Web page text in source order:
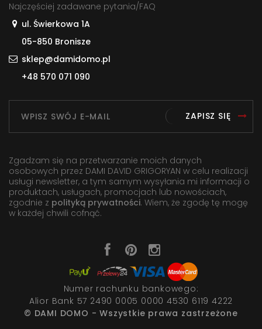
Najczęściej zadawane pytania/FAQ
ul. Świerkowa 1A
05-850 Bronisze
sklep@damidomo.pl
+48 570 071 090
ZAPISZ SIĘ
Zgadzam się na przetwarzanie moich danych
osobowych przez DAMI DAVID GRIGORYAN w celu realizacji
usługi newsletter, a tym samym wysyłania mi informacji o
produktach, usługach, promocjach lub nowościach,
zgodnie z polityką prywatności. Wiem, że zgodę tę mogę
w każdej chwili cofnąć.
Numer rachunku bankowego:
Alior Bank 57 2490 0005 0000 4530 6119 4222
© DAMI DOMO - Wszystkie prawa zastrzeżone